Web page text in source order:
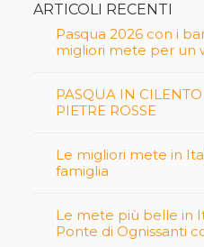
ARTICOLI RECENTI
Pasqua 2026 con i
migliori mete per un
PASQUA IN
PIETRE ROSSE
Le migliori mete in
famiglia
Le mete più belle in
Ponte di Ognissanti